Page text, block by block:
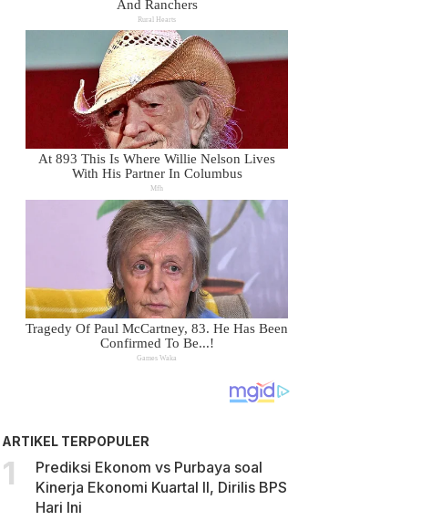
ARTIKEL TERPOPULER
Prediksi Ekonom vs Purbaya soal
Kinerja Ekonomi Kuartal II, Dirilis BPS
Hari Ini